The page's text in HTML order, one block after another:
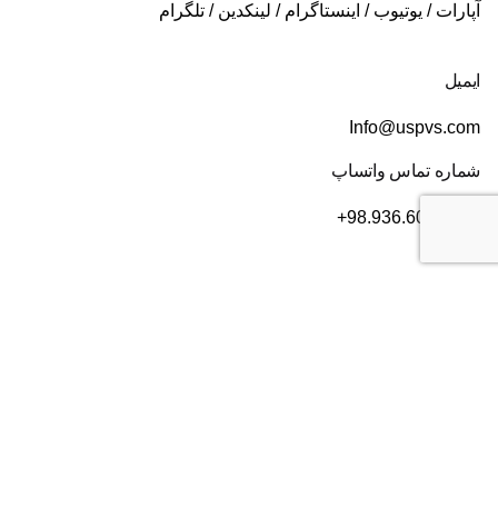
آپارات / یوتیوب / اینستاگرام / لینکدین / تلگرام
ایمیل
Info@uspvs.com
شماره تماس واتساپ
+98.936.606.3632